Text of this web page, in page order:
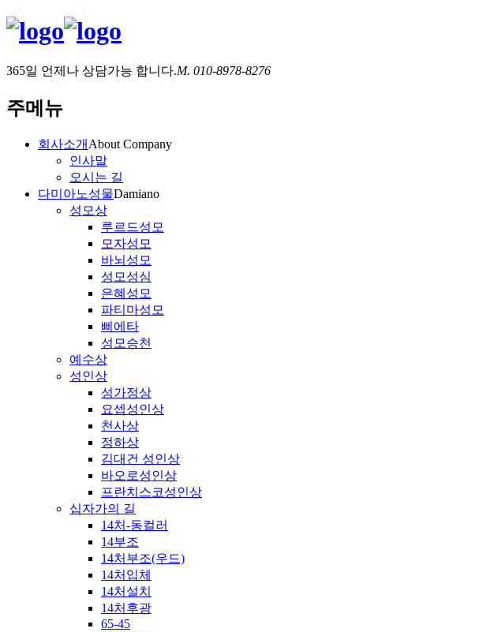
365일 언제나 상담가능 합니다.M. 010-8978-8276
주메뉴
회사소개 About Company
인사말
오시는 길
다미아노성물Damiano
성모상
루르드성모
모자성모
바뇌성모
성모성심
은혜성모
파티마성모
삐에타
성모승천
예수상
성인상
성가정상
요셉성인상
천사상
정하상
김대건 성인상
바오로성인상
프란치스코성인상
십자가의 길
14처-동컬러
14부조
14처부조(우드)
14처입체
14처설치
14처후광
65-45